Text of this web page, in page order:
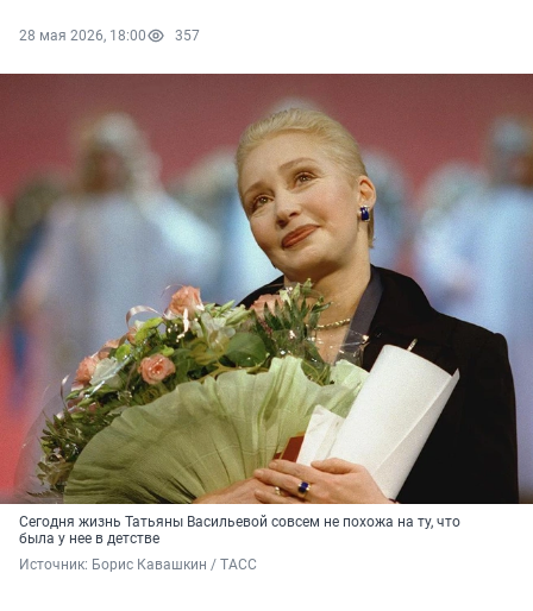
28 мая 2026, 18:00 357
Сегодня жизнь Татьяны Васильевой совсем не похожа на ту, что
была у нее в детстве
Источник: Борис Кавашкин / ТАСС